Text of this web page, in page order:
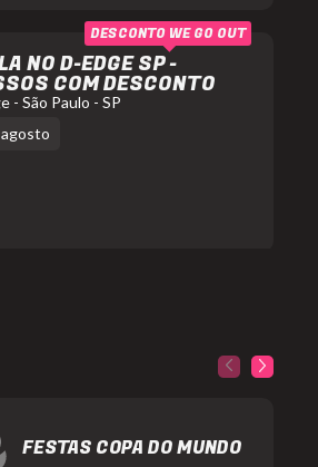
15 de agosto
www.instagram.com/clubvibe/
NO D-EDGE SP -
COM DESCONTO
-São Paulo -SP
DESCONTO WE GO OUT
FESTAS COPA DO MUNDO